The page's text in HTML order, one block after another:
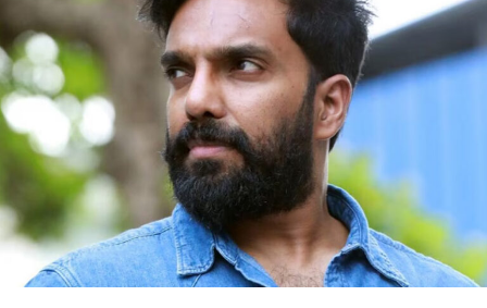
നേടിയ ത്രില്ലർ ഫ്രാഞ്ചൈസികളിൽ ഒന്നാണ്.
2013ൽ പുറത്തിറങ്ങിയ ആദ്യഭാഗം ബോക്‌സ്
ഓഫീസിൽ വൻ വിജയം നേടി; 2021ൽ രണ്ടാം ഭാഗം
ആമസോൺ പ്രൈം വീഡിയോയിലൂടെ OTT
റിലീസായിരുന്നു. കുടുംബത്തെ സംരക്ഷിക്കാൻ കേബിൾ
ടിവി നെറ്റ്‌വർക്കുടമ ജോര്‍ജുകുട്ടി (മോഹൻലാൽ)
നടത്തുന്ന കഠിന പോരാട്ടമാണ് കഥയുടെ പ്രമേയം.